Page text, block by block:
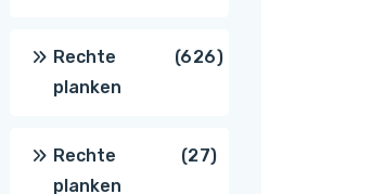
Rechte
planken
626626
Rechte
planken
2727